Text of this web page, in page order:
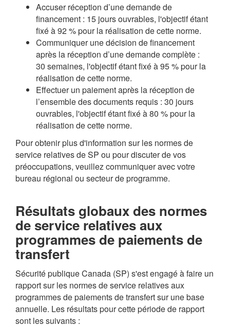
Accuser réception d’une demande de
financement : 15 jours ouvrables, l'objectif étant
fixé à 92 % pour la réalisation de cette norme.
Communiquer une décision de financement
après la réception d’une demande complète :
30 semaines, l'objectif étant fixé à 95 % pour la
réalisation de cette norme.
Effectuer un paiement après la réception de
l’ensemble des documents requis : 30 jours
ouvrables, l'objectif étant fixé à 80 % pour la
réalisation de cette norme.
Pour obtenir plus d'information sur les normes de
service relatives de SP ou pour discuter de vos
préoccupations, veuillez communiquer avec votre
bureau régional ou secteur de programme.
Résultats globaux des normes
de service relatives aux
programmes de paiements de
transfert
Sécurité publique Canada (SP) s'est engagé à faire un
rapport sur les normes de service relatives aux
programmes de paiements de transfert sur une base
annuelle. Les résultats pour cette période de rapport
sont les suivants :